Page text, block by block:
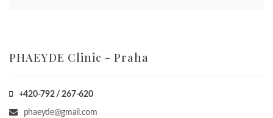
PHAEYDE Clinic - Praha
+420-792 / 267-620
phaeyde@gmail.com